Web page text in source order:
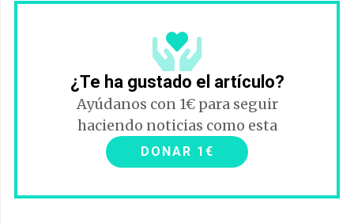
¿Te ha gustado el artículo?
Ayúdanos con 1€ para seguir
haciendo noticias como esta
DONAR 1€